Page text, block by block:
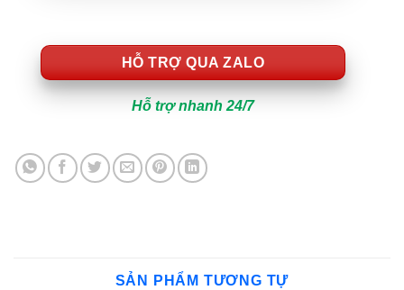
HỖ TRỢ QUA ZALO
Hỗ trợ nhanh 24/7
SẢN PHẨM TƯƠNG TỰ